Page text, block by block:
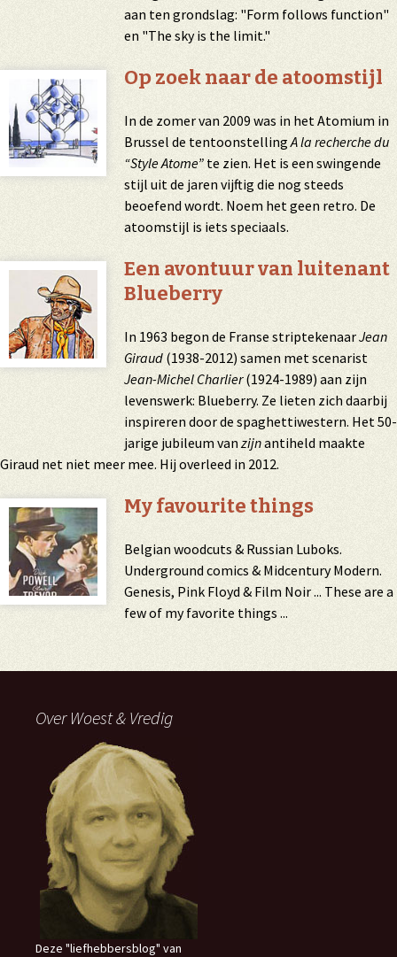
aan ten grondslag: "Form follows function"
en "The sky is the limit."
Op zoek naar de atoomstijl
In de zomer van 2009 was in het Atomium in
Brussel de tentoonstellingA la recherche du
“Style Atome” te zien. Het is een swingende
stijl uit de jaren vijftig die nog steeds
beoefend wordt. Noem het geen retro. De
atoomstijl is iets speciaals.
Een avontuur van luitenant
Blueberry
In 1963 begon de Franse striptekenaarJean
Giraud (1938-2012) samen met scenarist
Jean-Michel Charlier(1924-1989) aan zijn
levenswerk: Blueberry. Ze lieten zich daarbij
inspireren door de spaghettiwestern. Het 50-
jarige jubileum vanzijnantiheld maakte
Giraud net niet meer mee. Hij overleed in 2012.
My favourite things
Belgian woodcuts & Russian Luboks.
Underground comics & Midcentury Modern.
Genesis, Pink Floyd & Film Noir ... These are a
few of my favorite things ...
Over Woest & Vredig
Deze "liefhebbersblog" van